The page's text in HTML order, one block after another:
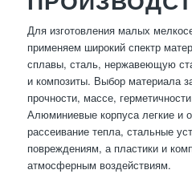
Для изготовления малых
применяем широкий спектр
сплавы, сталь, нержавеющую
и композиты. Выбор материала
прочности, массе,
Алюминиевые корпуса легкие и
рассеивание тепла, стальные
повреждениям, а пластики и
атмосферным воздействиям.